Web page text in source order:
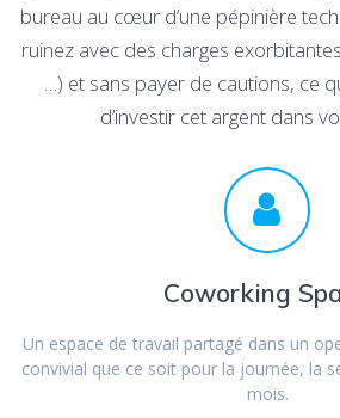
bureau au cœur d’une pépinière
ruinez avec des charges
…) et sans payer de cautions, ce
d’investir cet argent dans
Coworking
Un espace de travail partagé dans un
convivial que ce soit pour la journée, la
mois.